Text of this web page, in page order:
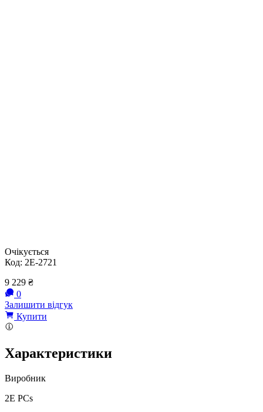
Очікується
Код: 2E-2721
9 229 ₴
0
Залишити відгук
Купити
Характеристики
Виробник
2E PCs